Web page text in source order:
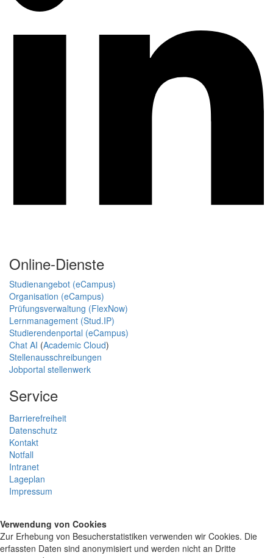
Online-Dienste
Studienangebot (eCampus)
Organisation (eCampus)
Prüfungsverwaltung (FlexNow)
Lernmanagement (Stud.IP)
Studierendenportal (eCampus)
Chat AI (Academic Cloud)
Stellenausschreibungen
Jobportal stellenwerk
Service
Barrierefreiheit
Datenschutz
Kontakt
Notfall
Intranet
Lageplan
Impressum
Verwendung von Cookies
Zur Erhebung von Besucherstatistiken verwenden wir Cookies. Die
erfassten Daten sind anonymisiert und werden nicht an Dritte